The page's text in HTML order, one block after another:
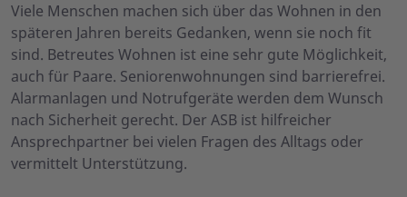
Viele Menschen machen sich über das Wohnen in den
späteren Jahren bereits Gedanken, wenn sie noch fit
sind. Betreutes Wohnen ist eine sehr gute Möglichkeit,
auch für Paare. Seniorenwohnungen sind barrierefrei.
Alarmanlagen und Notrufgeräte werden dem Wunsch
nach Sicherheit gerecht. Der ASB ist hilfreicher
Ansprechpartner bei vielen Fragen des Alltags oder
vermittelt Unterstützung.